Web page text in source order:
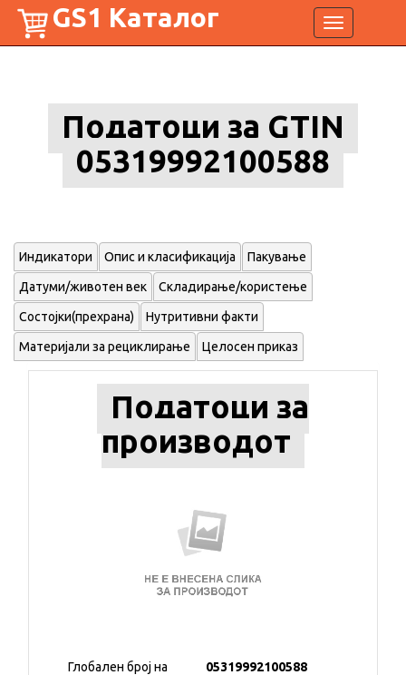
Toggle
navigation
GS1 Каталог
Податоци за GTIN
05319992100588
Индикатори Опис и класификација Пакување
Датуми/животен век Складирање/користење
Состојки(прехрана) Нутритивни факти
Материјали за рециклирање Целосен приказ
Податоци за
производот
Глобален број на
05319992100588